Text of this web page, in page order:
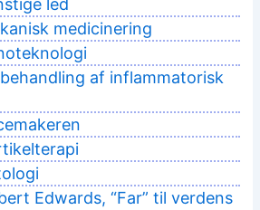
led
medicinering
af inflammatorisk
Edwards, “Far” til verdens